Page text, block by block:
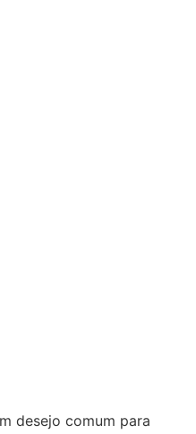
desejo comum para